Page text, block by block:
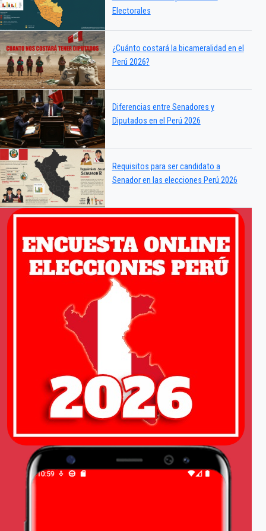
Electorales
¿Cuánto costará la bicameralidad en el
Perú 2026?
Diferencias entre Senadores y
Diputados en el Perú 2026
Requisitos para ser candidato a
Senador en las elecciones Perú 2026